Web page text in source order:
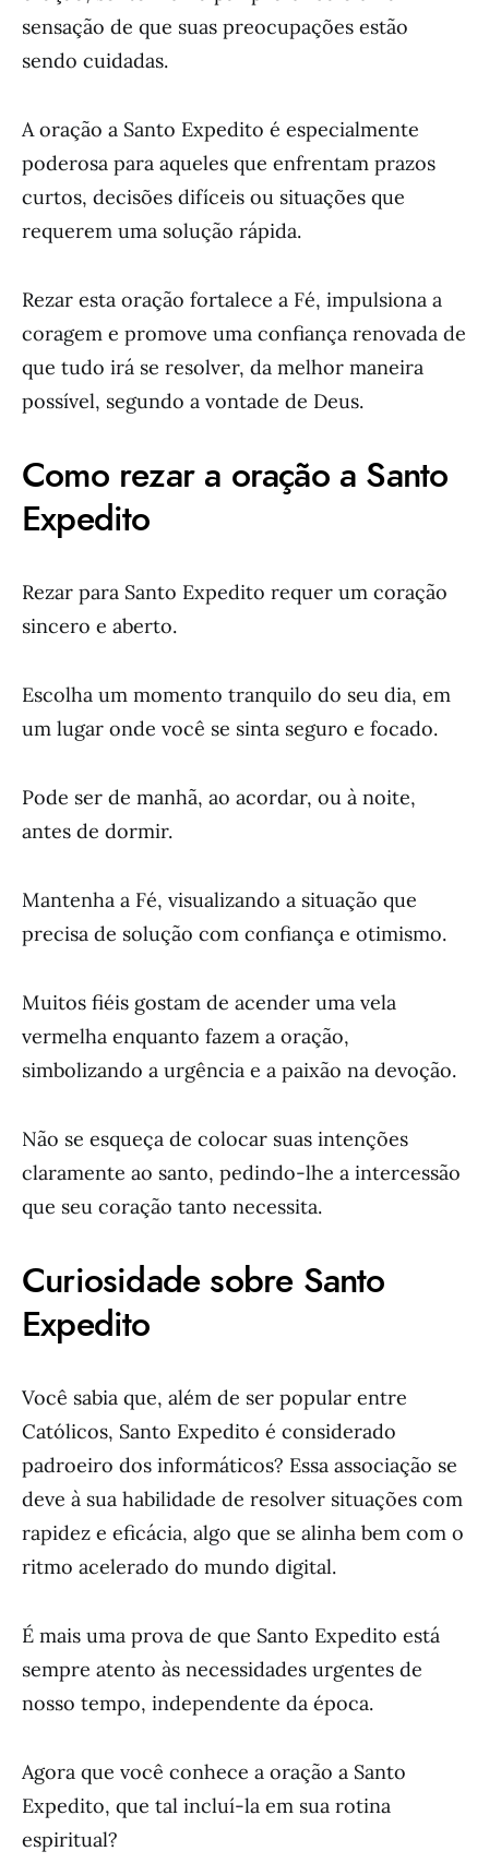
sensação de que suas preocupações estão
sendo cuidadas.
A oração a Santo Expedito é especialmente
poderosa para aqueles que enfrentam prazos
curtos, decisões difíceis ou situações que
requerem uma solução rápida.
Rezar esta oração fortalece a Fé, impulsiona a
coragem e promove uma confiança renovada de
que tudo irá se resolver, da melhor maneira
possível, segundo a vontade de Deus.
Como rezar a oração a Santo
Expedito
Rezar para Santo Expedito requer um coração
sincero e aberto.
Escolha um momento tranquilo do seu dia, em
um lugar onde você se sinta seguro e focado.
Pode ser de manhã, ao acordar, ou à noite,
antes de dormir.
Mantenha a Fé, visualizando a situação que
precisa de solução com confiança e otimismo.
Muitos fiéis gostam de acender uma vela
vermelha enquanto fazem a oração,
simbolizando a urgência e a paixão na devoção.
Não se esqueça de colocar suas intenções
claramente ao santo, pedindo-lhe a intercessão
que seu coração tanto necessita.
Curiosidade sobre Santo
Expedito
Você sabia que, além de ser popular entre
Católicos, Santo Expedito é considerado
padroeiro dos informáticos? Essa associação se
deve à sua habilidade de resolver situações com
rapidez e eficácia, algo que se alinha bem com o
ritmo acelerado do mundo digital.
É mais uma prova de que Santo Expedito está
sempre atento às necessidades urgentes de
nosso tempo, independente da época.
Agora que você conhece a oração a Santo
Expedito, que tal incluí-la em sua rotina
espiritual?